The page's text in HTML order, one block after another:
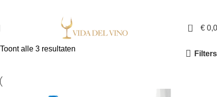
0 €
Toont alle 3 resultaten
Filters